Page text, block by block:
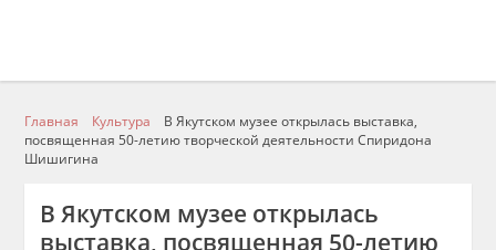
Главная Культура
В Якутском музее открылась выставка,
посвященная 50-летию творческой деятельности Спиридона
Шишигина
В Якутском музее открылась
выставка, посвященная 50-летию